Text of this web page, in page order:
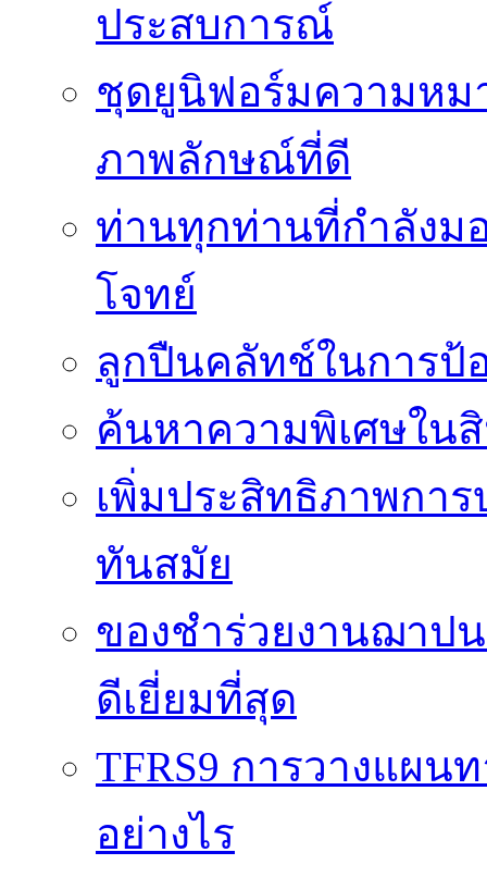
ประสบการณ์
ชุดยูนิฟอร์มความหม
ภาพลักษณ์ที่ดี
ท่านทุกท่านที่กำลังม
โจทย์
ลูกปืนคลัทช์ในการป้
ค้นหาความพิเศษใน
เพิ่มประสิทธิภาพกา
ทันสมัย
ของชำร่วยงานฌาป
ดีเยี่ยมที่สุด
TFRS9 การวางแผน
อย่างไร